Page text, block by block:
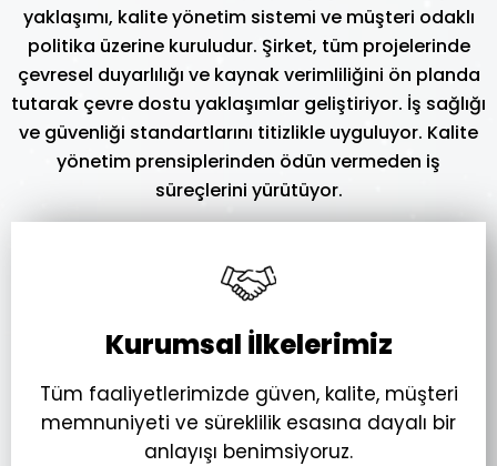
yaklaşımı, kalite yönetim sistemi ve müşteri odaklı
politika üzerine kuruludur. Şirket, tüm projelerinde
çevresel duyarlılığı ve kaynak verimliliğini ön planda
tutarak çevre dostu yaklaşımlar geliştiriyor. İş sağlığı
ve güvenliği standartlarını titizlikle uyguluyor. Kalite
yönetim prensiplerinden ödün vermeden iş
süreçlerini yürütüyor.
Kurumsal İlkelerimiz
Tüm faaliyetlerimizde güven, kalite, müşteri
memnuniyeti ve süreklilik esasına dayalı bir
anlayışı benimsiyoruz.